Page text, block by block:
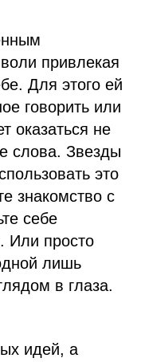
привлекая
Для этого ей
говорить или
оказаться не
слова. Звезды
это
знакомство с
себе
Или просто
лишь
в глаза.
идей, а